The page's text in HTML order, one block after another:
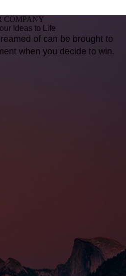
COMPANY
Ideas to Life
of can be brought to
when you decide to win.